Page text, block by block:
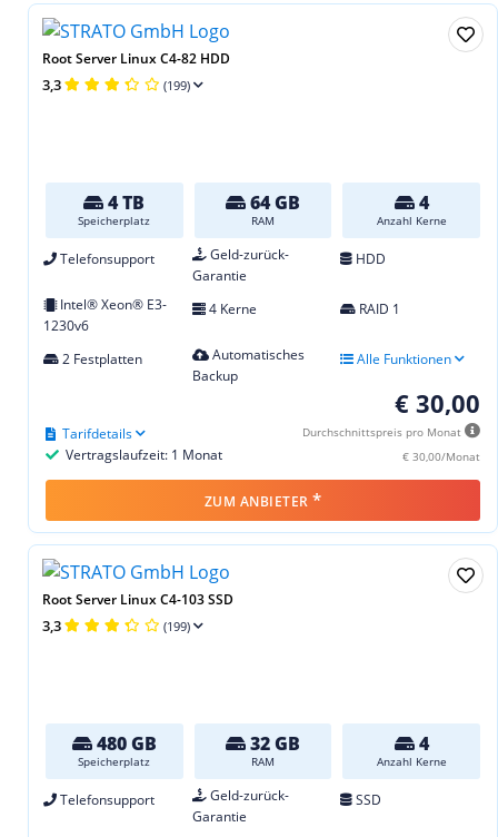
Root Server Linux C4-82 HDD
3,3 (199)
4 TB
Speicherplatz
64 GB
RAM
4
Anzahl Kerne
Telefonsupport
Geld-zurück-
Garantie
HDD
Intel® Xeon® E3-
1230v6
4 Kerne RAID 1
2 Festplatten
Automatisches
Backup
Alle Funktionen
€ 30,00
Durchschnittspreis pro Monat
€ 30,00/Monat
Vertragslaufzeit: 1 Monat
Tarifdetails
ZUM ANBIETER *
Root Server Linux C4-103 SSD
3,3 (199)
480 GB
Speicherplatz
32 GB
RAM
4
Anzahl Kerne
Telefonsupport
Geld-zurück-
Garantie
SSD